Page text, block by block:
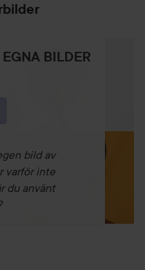
Cream appliceras
serum före
BILDER
bild av
varför inte
du använt